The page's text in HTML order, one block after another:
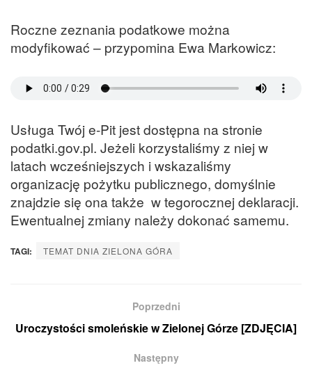
Roczne zeznania podatkowe można
modyfikować – przypomina Ewa Markowicz:
Usługa Twój e-Pit jest dostępna na stronie
podatki.gov.pl. Jeżeli korzystaliśmy z niej w
latach wcześniejszych i wskazaliśmy
organizację pożytku publicznego, domyślnie
znajdzie się ona także w tegorocznej deklaracji.
Ewentualnej zmiany należy dokonać samemu.
TAGI: TEMAT DNIA ZIELONA GÓRA
Poprzedni
Uroczystości smoleńskie w Zielonej Górze [ZDJĘCIA]
Następny